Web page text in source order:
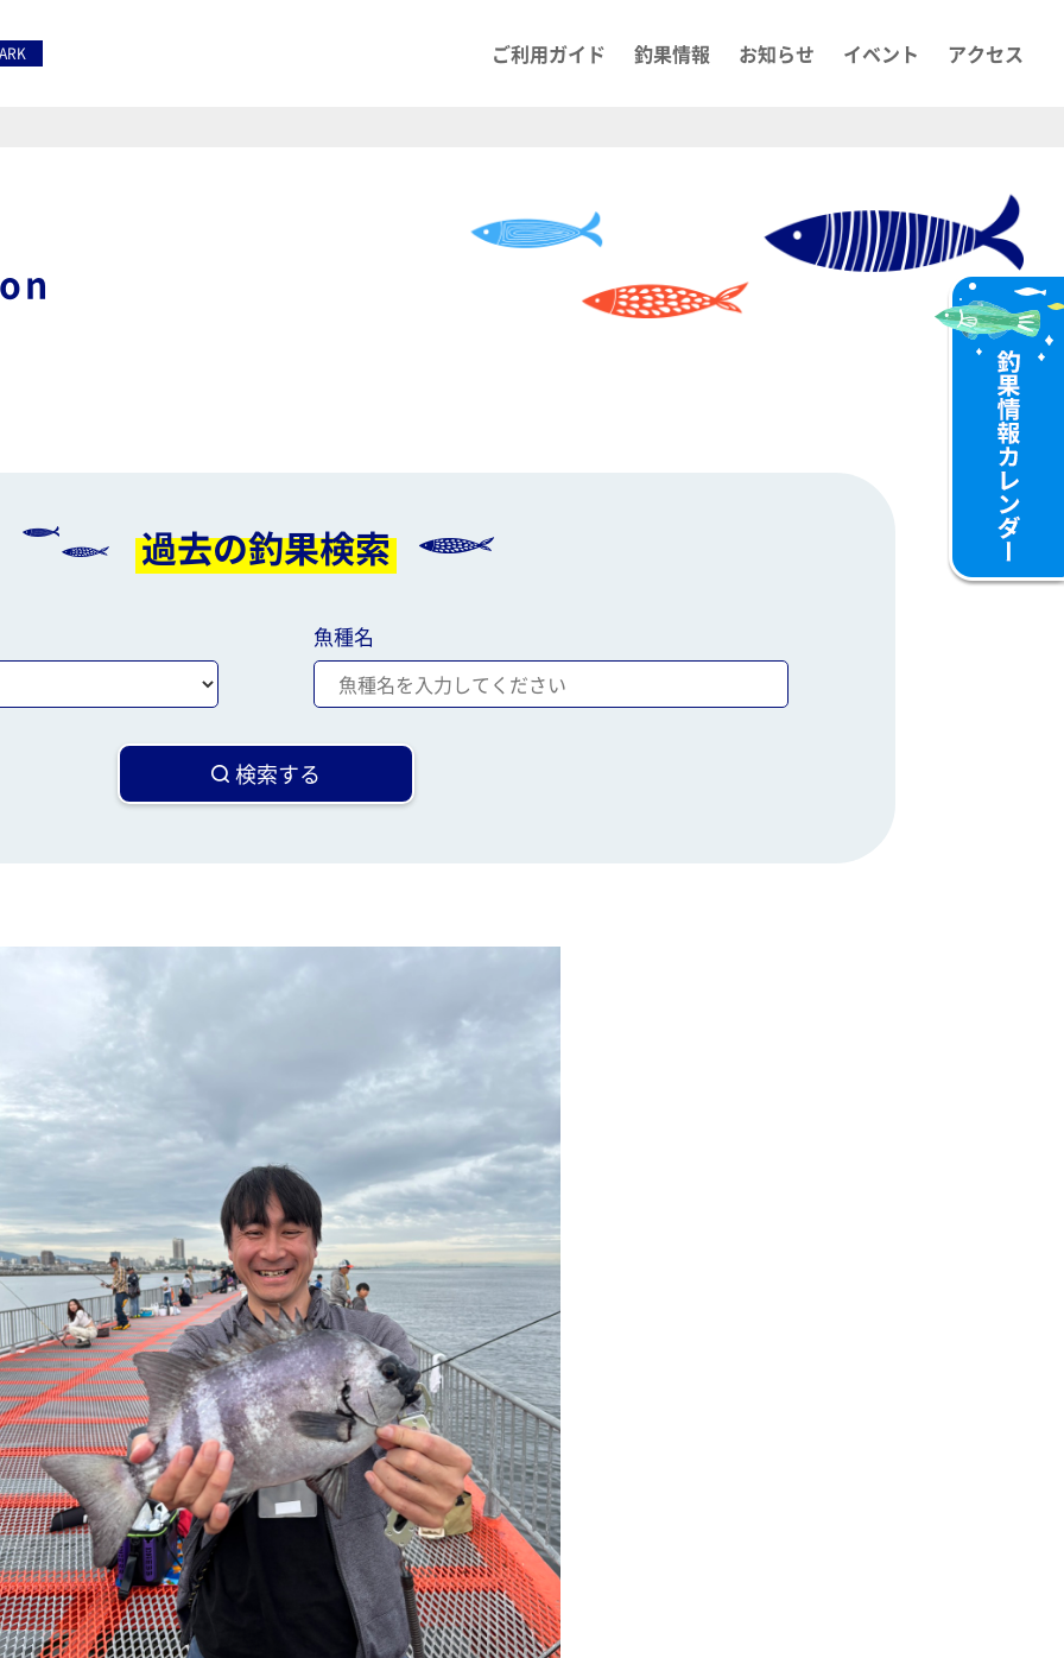
ご利用ガイド 釣果情報 お知らせ イベント アクセス
過去の釣果検索
魚種名
検索する